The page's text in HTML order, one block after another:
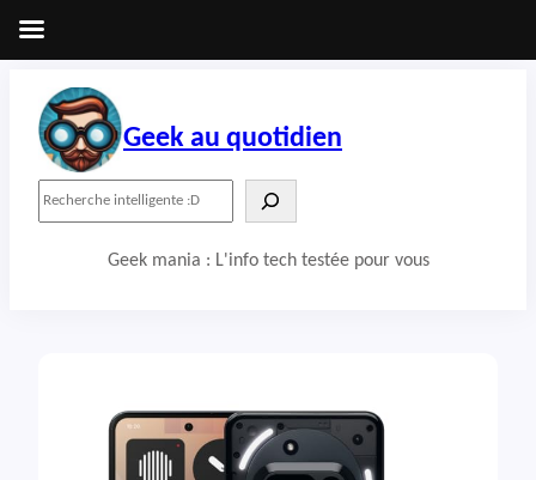
contenu
Geek au quotidien
Geek mania : L'info tech testée pour vous